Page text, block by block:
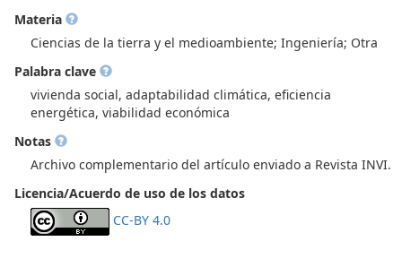
Materia
Ciencias de la tierra y el medioambiente; Ingeniería; Otra
Palabra clave
vivienda social, adaptabilidad climática, eficiencia
energética, viabilidad económica
Notas
Archivo complementario del artículo enviado a Revista INVI.
Licencia/Acuerdo de uso de los datos
CC-BY 4.0